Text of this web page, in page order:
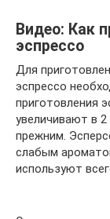
Видео: Как
эспрессо
Для
эспрессо
приготовления
увеличивают в
прежним.
слабым
используют